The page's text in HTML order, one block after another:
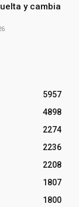
y cambia
5957
4898
2274
2236
2208
1807
1800